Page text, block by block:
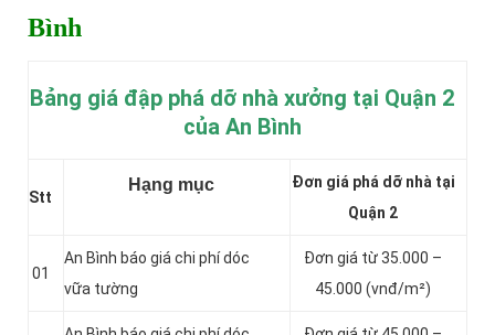
Bình
Bảng giá đập phá dỡ nhà xưởng tại Quận 2
của An Bình
Stt
Hạng mục
Đơn giá phá dỡ nhà tại
Quận 2
01
An Bình báo giá chi phí dóc
vữa tường
Đơn giá từ 35.000 –
45.000 (vnđ/m²)